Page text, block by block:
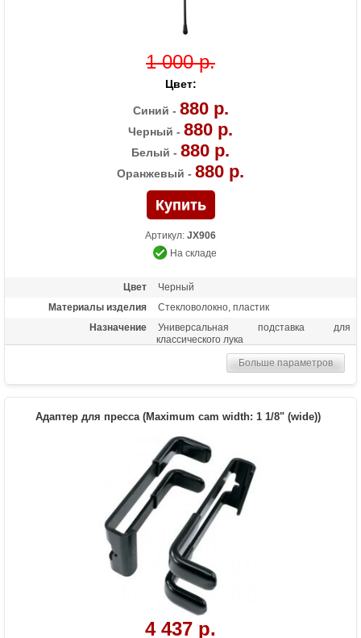
1 000 р.
Цвет:
Синий - 880 р.
Черный - 880 р.
Белый - 880 р.
Оранжевый - 880 р.
Артикул: JX906
На складе
Цвет
Черный
Материалы изделия
Стекловолокно, пластик
Назначение
Универсальная подставка для
классического лука
Больше параметров
Адаптер для пресса (Maximum cam width: 1 1/8" (wide))
4 437 р.